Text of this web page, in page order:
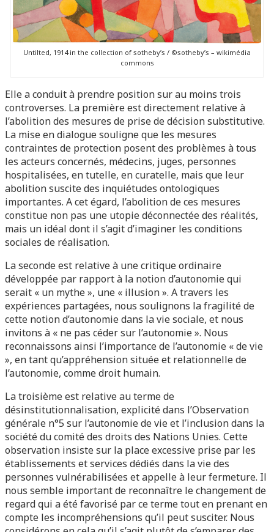
Untilted, 1914 in the collection of sotheby’s / ©sotheby’s – wikimédia
commons
Elle a conduit à prendre position sur au moins trois
controverses. La première est directement relative à
l’abolition des mesures de prise de décision substitutive.
La mise en dialogue souligne que les mesures
contraintes de protection posent des problèmes à tous
les acteurs concernés, médecins, juges, personnes
hospitalisées, en tutelle, en curatelle, mais que leur
abolition suscite des inquiétudes ontologiques
importantes. A cet égard, l’abolition de ces mesures
constitue non pas une utopie déconnectée des réalités,
mais un idéal dont il s’agit d’imaginer les conditions
sociales de réalisation.
La seconde est relative à une critique ordinaire
développée par rapport à la notion d’autonomie qui
serait « un mythe », une « illusion ». A travers les
expériences partagées, nous soulignons la fragilité de
cette notion d’autonomie dans la vie sociale, et nous
invitons à « ne pas céder sur l’autonomie ». Nous
reconnaissons ainsi l’importance de l’autonomie « de vie
», en tant qu’appréhension située et relationnelle de
l’autonomie, comme droit humain.
La troisième est relative au terme de
désinstitutionnalisation, explicité dans l’Observation
générale n°5 sur l’autonomie de vie et l’inclusion dans la
société du comité des droits des Nations Unies. Cette
observation insiste sur la place excessive prise par les
établissements et services dédiés dans la vie des
personnes vulnérabilisées et appelle à leur fermeture. Il
nous semble important de reconnaître le changement de
regard qui a été favorisé par ce terme tout en prenant en
compte les incompréhensions qu’il peut susciter. Nous